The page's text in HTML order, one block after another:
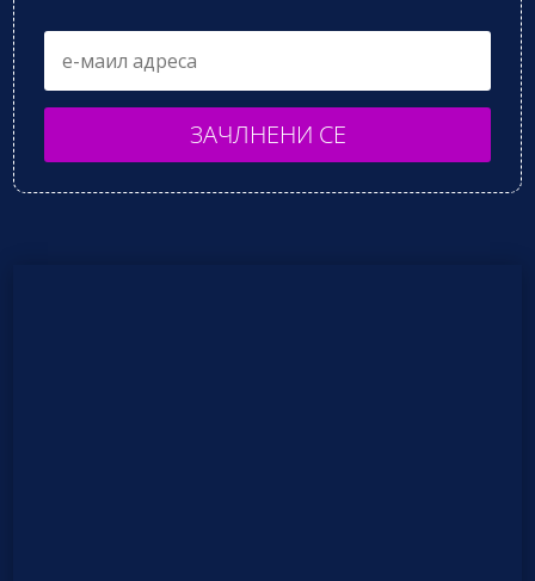
ЗАЧЛНЕНИ СЕ